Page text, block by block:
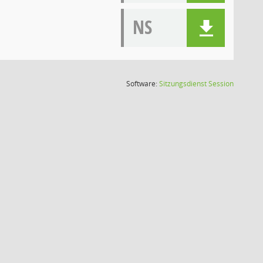
NS
Software:SitzungsdienstSession(Wird in